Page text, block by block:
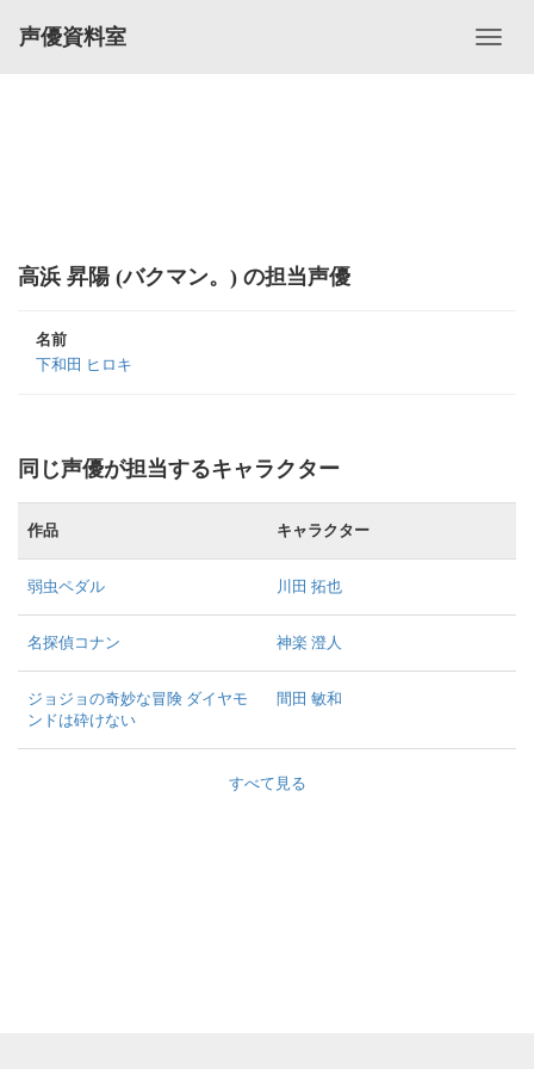
声優資料室
高浜 昇陽 (バクマン。) の担当声優
名前
下和田 ヒロキ
同じ声優が担当するキャラクター
作品 キャラクター
弱虫ペダル 川田 拓也
名探偵コナン 神楽 澄人
ジョジョの奇妙な冒険 ダイヤモ
ンドは砕けない
間田 敏和
すべて見る